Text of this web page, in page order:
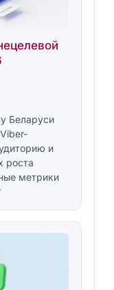
Беларуси
и
роста
метрики